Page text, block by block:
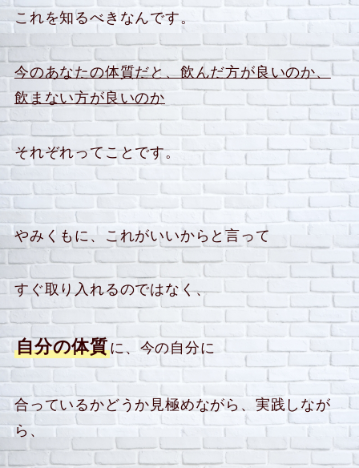
これを知るべきなんです。
今のあなたの体質だと、飲んだ方が良いのか、
飲まない方が良いのか
それぞれってことです。
やみくもに、これがいいからと言って
すぐ取り入れるのではなく、
自分の体質に、今の自分に
合っているかどうか見極めながら、実践しなが
ら、